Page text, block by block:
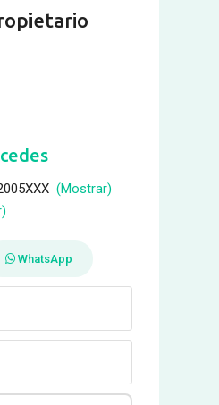
(Mostrar)
WhatsApp